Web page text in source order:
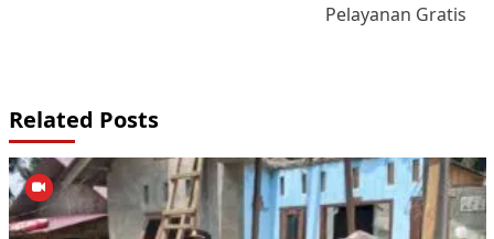
Pelayanan Gratis
Related Posts